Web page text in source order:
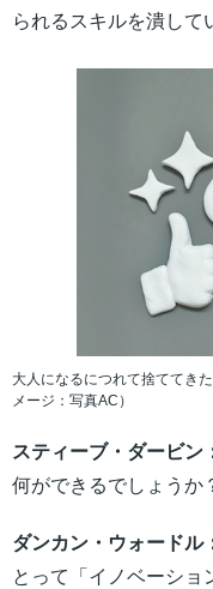
られるスキルを潰して
大人になるにつれて捨ててき
メージ：写真AC）
スティーブ・ダービン
何ができるでしょうか
ダンカン・ウォードル
とって「イノベーショ